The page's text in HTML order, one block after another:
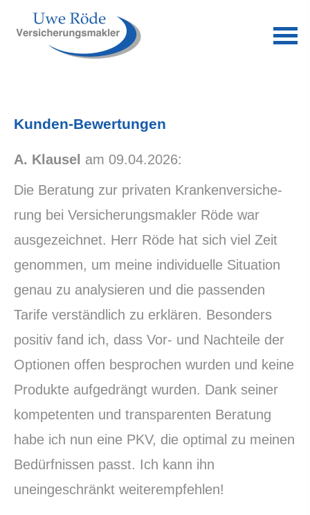
Kunden-Bewertungen
A. Klausel am 09.04.2026:
Die Beratung zur privaten Kranken­ver­si­che­
rung bei Ver­sicherungs­makler Röde war
ausgezeichnet. Herr Röde hat sich viel Zeit
genommen, um meine individuelle Situation
genau zu analysieren und die passenden
Tarife verständlich zu erklären. Besonders
positiv fand ich, dass Vor- und Nachteile der
Optionen offen besprochen wurden und keine
Produkte aufgedrängt wurden. Dank seiner
kompetenten und transparenten Beratung
habe ich nun eine PKV, die optimal zu meinen
Bedürfnissen passt. Ich kann ihn
uneingeschränkt weiterempfehlen!